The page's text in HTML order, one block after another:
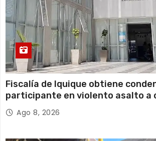
Fiscalía de Iquique obtiene
participante en violento asalto a
Ago 8, 2026